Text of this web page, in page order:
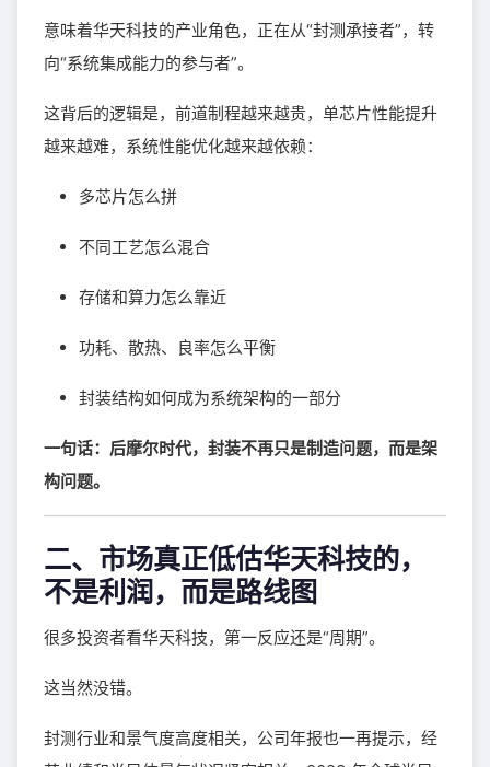
意味着华天科技的产业角色，正在从“封测承接者”，转
向“系统集成能力的参与者”。
这背后的逻辑是，前道制程越来越贵，单芯片性能提升
越来越难，系统性能优化越来越依赖：
多芯片怎么拼
不同工艺怎么混合
存储和算力怎么靠近
功耗、散热、良率怎么平衡
封装结构如何成为系统架构的一部分
一句话：后摩尔时代，封装不再只是制造问题，而是架
构问题。
二、市场真正低估华天科技的，
不是利润，而是路线图
很多投资者看华天科技，第一反应还是“周期”。
这当然没错。
封测行业和景气度高度相关，公司年报也一再提示，经